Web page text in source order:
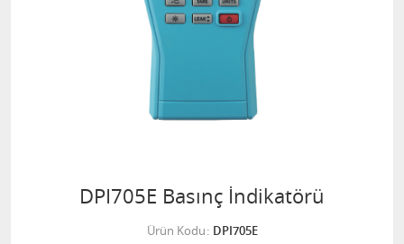
DPI705E Basınç İndikatörü
Ürün Kodu DPI705E